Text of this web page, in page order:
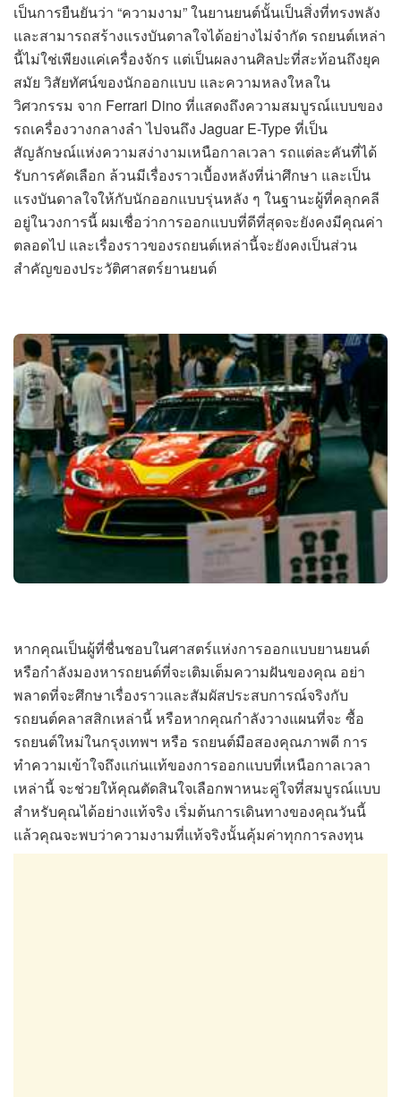
เป็นการยืนยันว่า “ความงาม” ในยานยนต์นั้นเป็นสิ่งที่ทรงพลัง
และสามารถสร้างแรงบันดาลใจได้อย่างไม่จำกัด รถยนต์เหล่า
นี้ไม่ใช่เพียงแค่เครื่องจักร แต่เป็นผลงานศิลปะที่สะท้อนถึงยุค
สมัย วิสัยทัศน์ของนักออกแบบ และความหลงใหลใน
วิศวกรรม จาก Ferrari Dino ที่แสดงถึงความสมบูรณ์แบบของ
รถเครื่องวางกลางลำ ไปจนถึง Jaguar E-Type ที่เป็น
สัญลักษณ์แห่งความสง่างามเหนือกาลเวลา รถแต่ละคันที่ได้
รับการคัดเลือก ล้วนมีเรื่องราวเบื้องหลังที่น่าศึกษา และเป็น
แรงบันดาลใจให้กับนักออกแบบรุ่นหลัง ๆ ในฐานะผู้ที่คลุกคลี
อยู่ในวงการนี้ ผมเชื่อว่าการออกแบบที่ดีที่สุดจะยังคงมีคุณค่า
ตลอดไป และเรื่องราวของรถยนต์เหล่านี้จะยังคงเป็นส่วน
สำคัญของประวัติศาสตร์ยานยนต์
หากคุณเป็นผู้ที่ชื่นชอบในศาสตร์แห่งการออกแบบยานยนต์
หรือกำลังมองหารถยนต์ที่จะเติมเต็มความฝันของคุณ อย่า
พลาดที่จะศึกษาเรื่องราวและสัมผัสประสบการณ์จริงกับ
รถยนต์คลาสสิกเหล่านี้ หรือหากคุณกำลังวางแผนที่จะ ซื้อ
รถยนต์ใหม่ในกรุงเทพฯ หรือ รถยนต์มือสองคุณภาพดี การ
ทำความเข้าใจถึงแก่นแท้ของการออกแบบที่เหนือกาลเวลา
เหล่านี้ จะช่วยให้คุณตัดสินใจเลือกพาหนะคู่ใจที่สมบูรณ์แบบ
สำหรับคุณได้อย่างแท้จริง เริ่มต้นการเดินทางของคุณวันนี้
แล้วคุณจะพบว่าความงามที่แท้จริงนั้นคุ้มค่าทุกการลงทุน